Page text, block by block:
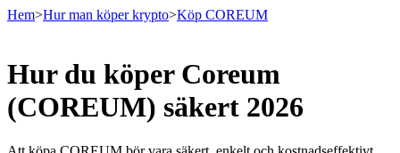
Terminer
Hem>Hur man köper krypto>Köp COREUM
Hur du köper Coreum
(COREUM) säkert 2026